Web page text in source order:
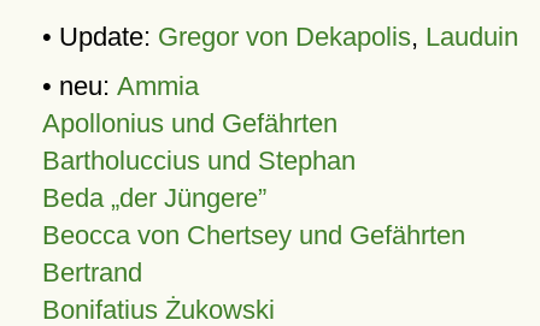
• Update: Gregor von Dekapolis, Lauduin
• neu: Ammia
Apollonius und Gefährten
Bartholuccius und Stephan
Beda „der Jüngere”
Beocca von Chertsey und Gefährten
Bertrand
Bonifatius Żukowski